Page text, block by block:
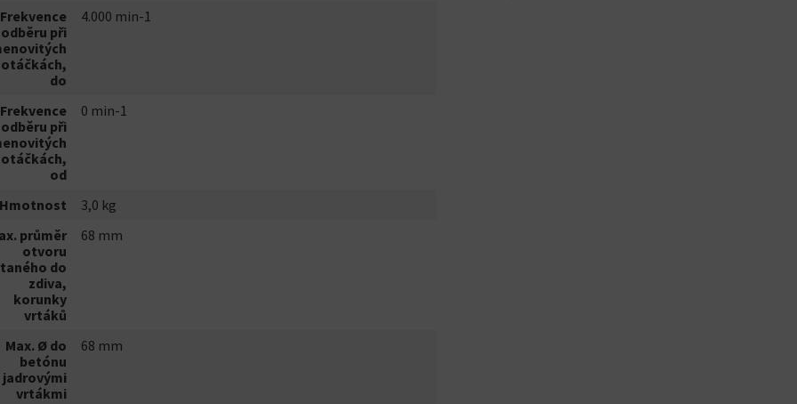
Frekvence
odběru při
otáčkách,
do
4.000 min-1
Frekvence
odběru při
otáčkách,
od
0 min-1
Hmotnost
3,0 kg
průměr
otvoru
do
zdiva,
korunky
vrtáků
68 mm
Max. Ø do
betónu
jadrovými
vrtákmi
68 mm